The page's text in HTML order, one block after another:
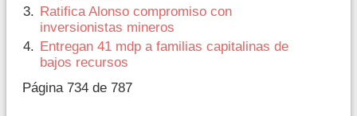
Ratifica Alonso compromiso con
inversionistas mineros
Entregan 41 mdp a familias capitalinas de
bajos recursos
Página 734 de 787